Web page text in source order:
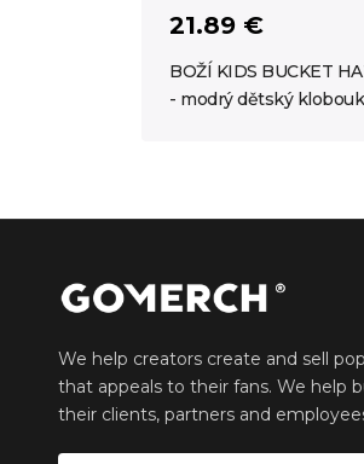
21.89 €
BOŽÍ KIDS BUCKET
- modrý dětský klobouk
We help creators create and sell
that appeals to their fans. We help
their clients, partners and